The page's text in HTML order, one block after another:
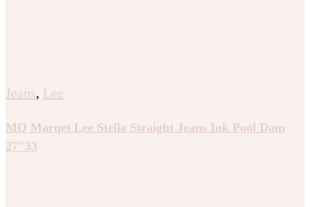
Jeans, Lee
MQ Marqet Lee Stella Straight Jeans Ink Pool Dam
27″33